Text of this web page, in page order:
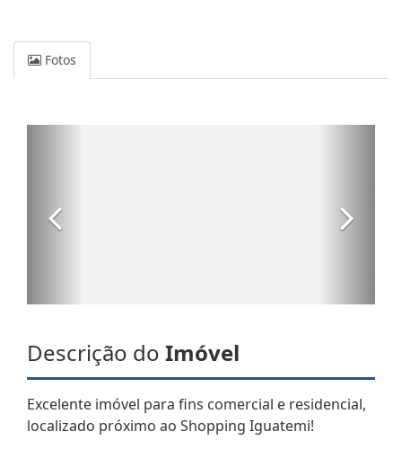
Fotos
Descrição do Imóvel
Excelente imóvel para fins comercial e residencial,
localizado próximo ao Shopping Iguatemi!